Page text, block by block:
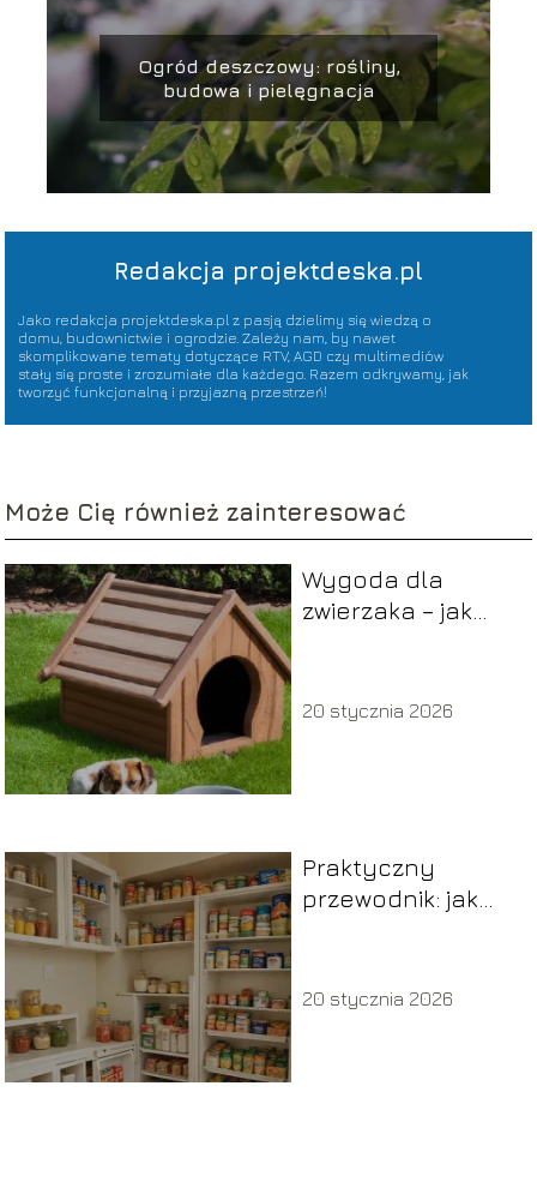
Ogród deszczowy: rośliny,
budowa i pielęgnacja
Redakcja projektdeska.pl
Jako redakcja projektdeska.pl z pasją dzielimy się wiedzą o
domu, budownictwie i ogrodzie. Zależy nam, by nawet
skomplikowane tematy dotyczące RTV, AGD czy multimediów
stały się proste i zrozumiałe dla każdego. Razem odkrywamy, jak
tworzyć funkcjonalną i przyjazną przestrzeń!
Może Cię również zainteresować
Wygoda dla
zwierzaka – jak
20 stycznia 2026
Praktyczny
przewodnik: jak
kuchni
20 stycznia 2026